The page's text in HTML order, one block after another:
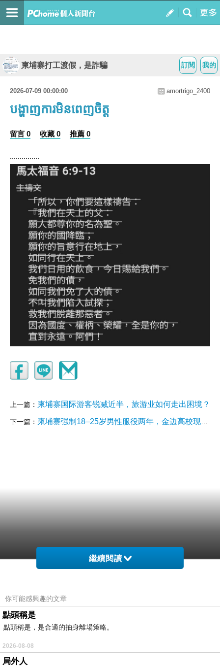
我的
訂閱
柬埔寨打工渡假，是詐騙
2026-07-09 00:00:00 amortrigo_2400
បង្ហាញការមិនពេញចិត្ត
留言 0 收藏 0 推薦 0
...............
上一篇： 柬埔寨国际游客锐减近半，旅游业如何走出困境？
下一篇： 柬埔寨强制18–25岁男性服役两年，金边高校现反征兵游行，年轻人晒机票外逃
繼續閱讀
你可能感興趣的文章
點頭稱是
點頭稱是，是合適的抽身離場策略。
2026-08-08
局外人